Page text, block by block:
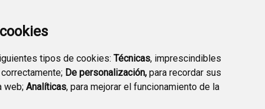
tipos de cookies: Técnicas, imprescindibles
De personalización, para recordar sus
web; Analíticas, para mejorar el funcionamiento de la